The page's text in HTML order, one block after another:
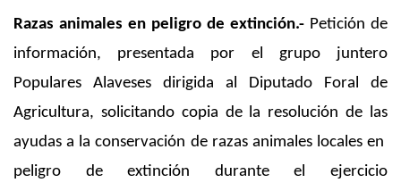
Razas animales en peligro de extinción.- Petición de
información, presentada por el grupo juntero
Populares Alaveses dirigida al Diputado Foral de
Agricultura, solicitando copia de la resolución de las
ayudas a la conservación de razas animales locales en
peligro de extinción durante el ejercicio